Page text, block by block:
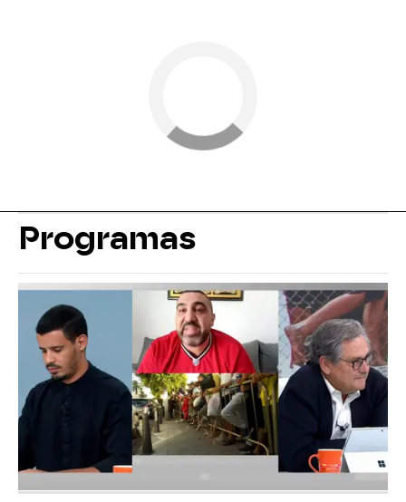
Programas